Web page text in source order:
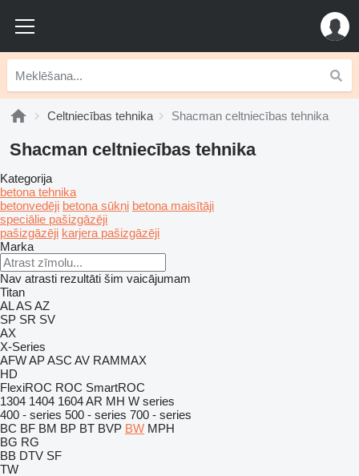
Celtniecības tehnika Shacman celtniecības tehnika
Shacman celtniecības tehnika
Kategorija
betona tehnika
betonvedēji betona sūkņi betona maisītāji
speciālie pašizgāzēji
pašizgāzēji karjera pašizgāzēji
Marka
Nav atrasti rezultāti šim vaicājumam
Titan
ALASAZ
SP SR SV
AX
X-Series
AFWAPASC AV RAMMAX
HD
FlexiROC ROC SmartROC
1304 1404 1604AR MH W series
400 - series 500 - series 700 - series
BC BF BM BP BT BVP BW MPH
BG RG
BB DTV SF
TW